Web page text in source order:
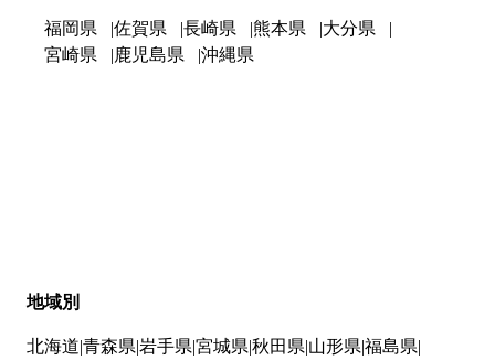
福岡県 佐賀県 長崎県 熊本県
大分県
宮崎県
鹿児島県 沖縄県
地域別
北海道 青森県 岩手県 宮城県 秋田県 山形県 福島県